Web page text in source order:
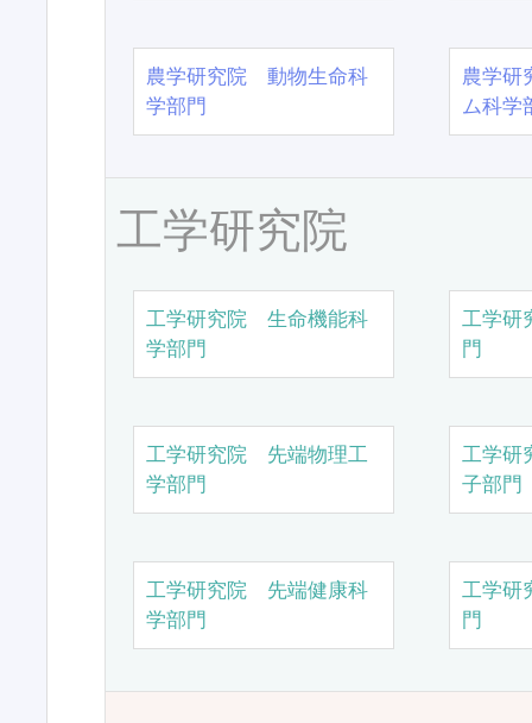
農学研究院 動物生命科
学部門
農学
ム科学
工学研究院
工学研究院 生命機能科
学部門
工学研
門
工学研究院 先端物理工
学部門
工学研
子部門
工学研究院 先端健康科
学部門
工学研
門